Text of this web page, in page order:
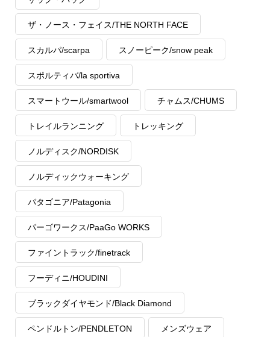
ザ・ノース・フェイス/THE NORTH FACE
スカルパ/scarpa スノーピーク/snow peak
スポルティバ/la sportiva
スマートウール/smartwool チャムス/CHUMS
トレイルランニング トレッキング
ノルディスク/NORDISK
ノルディックウォーキング
パタゴニア/Patagonia
パーゴワークス/PaaGo WORKS
ファイントラック/finetrack
フーディニ/HOUDINI
ブラックダイヤモンド/Black Diamond
ペンドルトン/PENDLETON メンズウェア